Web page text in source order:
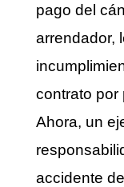
pago del
arrendador,
contrato por
Ahora, un
accidente